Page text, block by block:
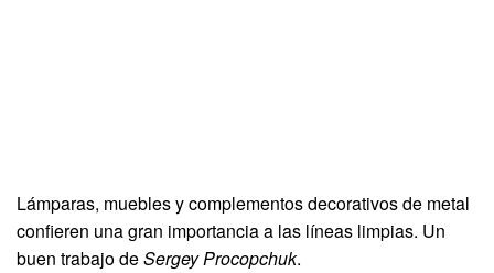
Lámparas, muebles y complementos decorativos de metal
confieren una gran importancia a las líneas limpias. Un
buen trabajo deSergey Procopchuk.